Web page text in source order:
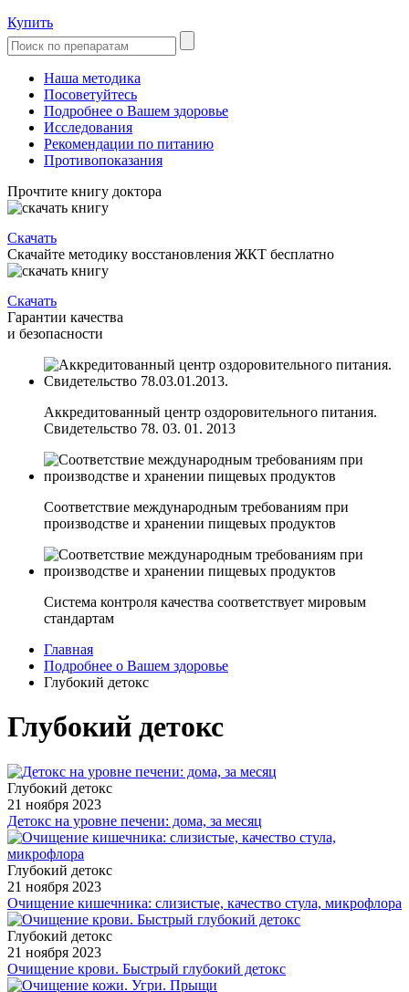
Купить
Наша методика
Посоветуйтесь
Подробнее о Вашем здоровье
Исследования
Рекомендации по питанию
Противопоказания
Прочтите книгу доктора
Скачать
Скачайте методику восстановления ЖКТ бесплатно
Скачать
Гарантии качества
и безопасности
Аккредитованный центр оздоровительного питания.
Свидетельство 78. 03. 01. 2013
Соответствие международным требованиям при
производстве и хранении пищевых продуктов
Система контроля качества соответствует мировым
стандартам
Главная
Подробнее о Вашем здоровье
Глубокий детокс
Глубокий детокс
Глубокий детокс
21 ноября 2023
Детокс на уровне печени: дома, за месяц
Глубокий детокс
21 ноября 2023
Очищение кишечника: слизистые, качество стула, микрофлора
Глубокий детокс
21 ноября 2023
Очищение крови. Быстрый глубокий детокс